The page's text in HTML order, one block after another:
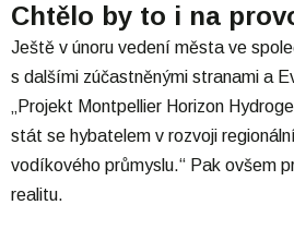
Chtělo by to i na
Ještě v únoru vedení města ve
s dalšími zúčastněnými stranami a
„Projekt Montpellier Horizon
stát se hybatelem v rozvoji
vodíkového průmyslu.“ Pak ovšem
realitu.